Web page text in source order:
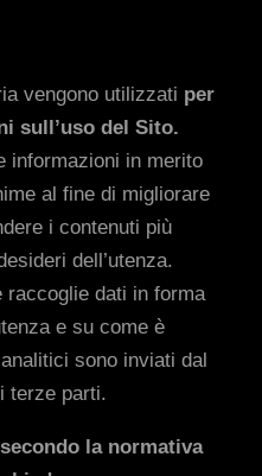
vengono utilizzati per
sull’uso del Sito.
informazioni in merito
al fine di migliorare
i contenuti più
dell’utenza.
raccoglie dati in forma
e su come è
sono inviati dal
terze parti.
la normativa